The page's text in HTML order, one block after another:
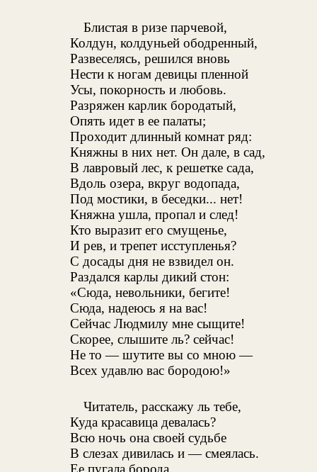
Блистая в ризе парчевой,
Колдун, колдуньей ободренный,
Развеселясь, решился вновь
Нести к ногам девицы пленной
Усы, покорность и любовь.
Разряжен карлик бородатый,
Опять идет в ее палаты;
Проходит длинный комнат ряд:
Княжны в них нет. Он дале, в сад,
В лавровый лес, к решетке сада,
Вдоль озера, вкруг водопада,
Под мостики, в беседки... нет!
Княжна ушла, пропал и след!
Кто выразит его смущенье,
И рев, и трепет исступленья?
С досады дня не взвидел он.
Раздался карлы дикий стон:
«Сюда, невольники, бегите!
Сюда, надеюсь я на вас!
Сейчас Людмилу мне сыщите!
Скорее, слышите ль? сейчас!
Не то — шутите вы со мною —
Всех удавлю вас бородою!»
Читатель, расскажу ль тебе,
Куда красавица девалась?
Всю ночь она своей судьбе
В слезах дивилась и — смеялась.
Ее пугала борода,